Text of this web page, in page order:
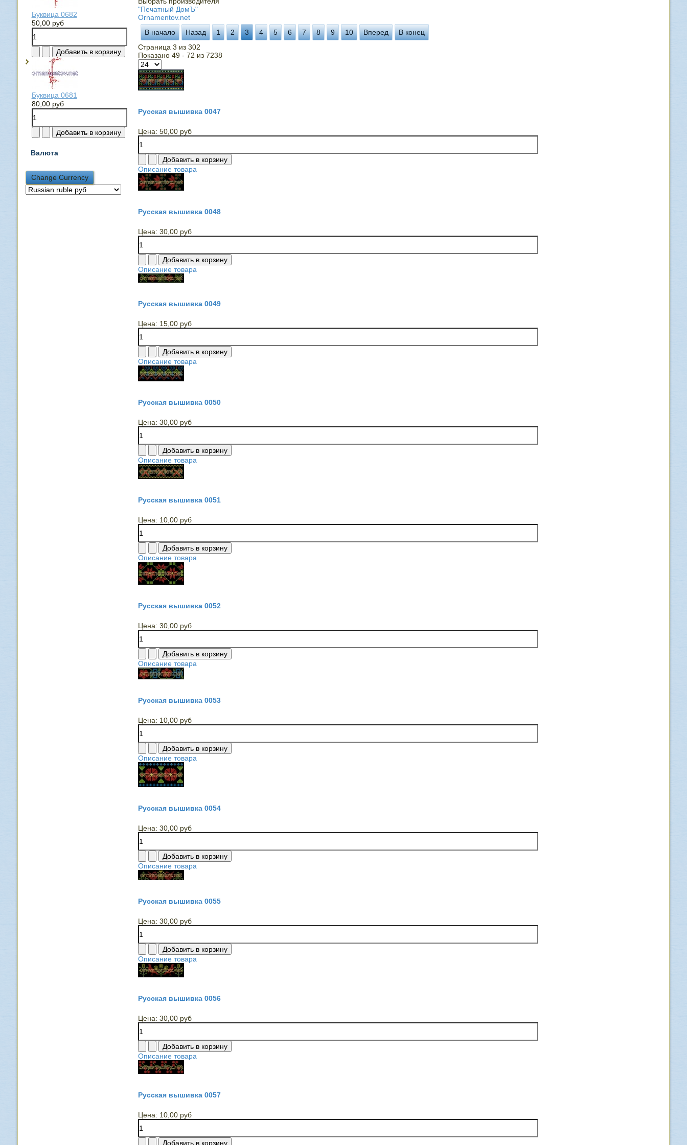
Буквица 0682
50,00 руб
Буквица 0681
80,00 руб
Валюта
"Печатный ДомЪ"
Ornamentov.net
В начало
Назад 1 2 3 4 5 6 7 8 9 10 Вперед
В конец
Страница 3 из 302
Показано 49 - 72 из 7238
Русская вышивка 0047
Цена: 50,00 руб
Описание товара
Русская вышивка 0048
Цена: 30,00 руб
Описание товара
Русская вышивка 0049
Цена: 15,00 руб
Описание товара
Русская вышивка 0050
Цена: 30,00 руб
Описание товара
Русская вышивка 0051
Цена: 10,00 руб
Описание товара
Русская вышивка 0052
Цена: 30,00 руб
Описание товара
Русская вышивка 0053
Цена: 10,00 руб
Описание товара
Русская вышивка 0054
Цена: 30,00 руб
Описание товара
Русская вышивка 0055
Цена: 30,00 руб
Описание товара
Русская вышивка 0056
Цена: 30,00 руб
Описание товара
Русская вышивка 0057
Цена: 10,00 руб